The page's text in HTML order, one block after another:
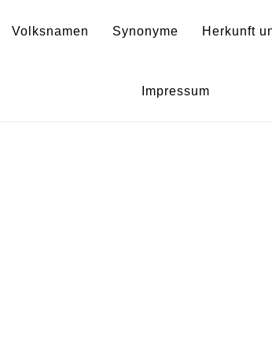
Volksnamen Synonyme Herkunft
Impressum
metel – Indischer